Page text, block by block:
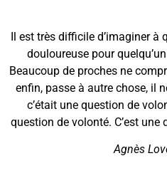
Il est très difficile d’imaginer à
douloureuse pour
Beaucoup de proches ne
enfin, passe à autre chose, il
c’était une question de
question de volonté. C’est
Agnès